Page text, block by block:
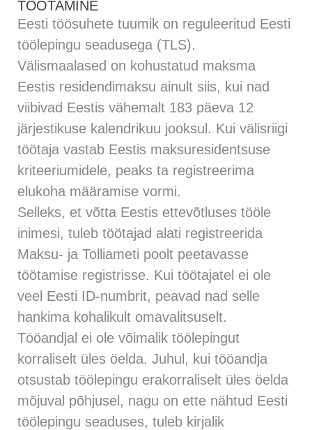
TÖÖTAMINE
Eesti töösuhete tuumik on reguleeritud Eesti
töölepingu seadusega (TLS).
Välismaalased on kohustatud maksma
Eestis residendimaksu ainult siis, kui nad
viibivad Eestis vähemalt 183 päeva 12
järjestikuse kalendrikuu jooksul. Kui välisriigi
töötaja vastab Eestis maksuresidentsuse
kriteeriumidele, peaks ta registreerima
elukoha määramise vormi.
Selleks, et võtta Eestis ettevõtluses tööle
inimesi, tuleb töötajad alati registreerida
Maksu- ja Tolliameti poolt peetavasse
töötamise registrisse. Kui töötajatel ei ole
veel Eesti ID-numbrit, peavad nad selle
hankima kohalikult omavalitsuselt.
Tööandjal ei ole võimalik töölepingut
korraliselt üles öelda. Juhul, kui tööandja
otsustab töölepingu erakorraliselt üles öelda
mõjuval põhjusel, nagu on ette nähtud Eesti
töölepingu seaduses, tuleb kirjalik